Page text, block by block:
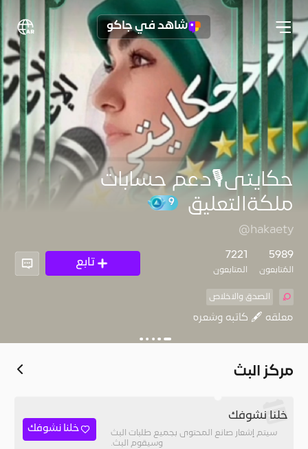
شاهد في جاكو
حكايتى🎙دعم حسابات
ملكةالتعليق
@hakaety
5989
المُتابعون
7221
المتابعون
تابع
الصدق والاخلاص
معلقه 🖋 كاتبه وشعره
مركز البث
خلنا نشوفك
سيتم إشعار صانع المحتوى بجميع طلبات البث
وسيقوم البث.
خلنا نشوفك